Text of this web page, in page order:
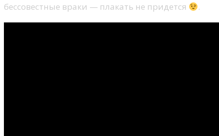
бессовестные враки — плакать не придется
.